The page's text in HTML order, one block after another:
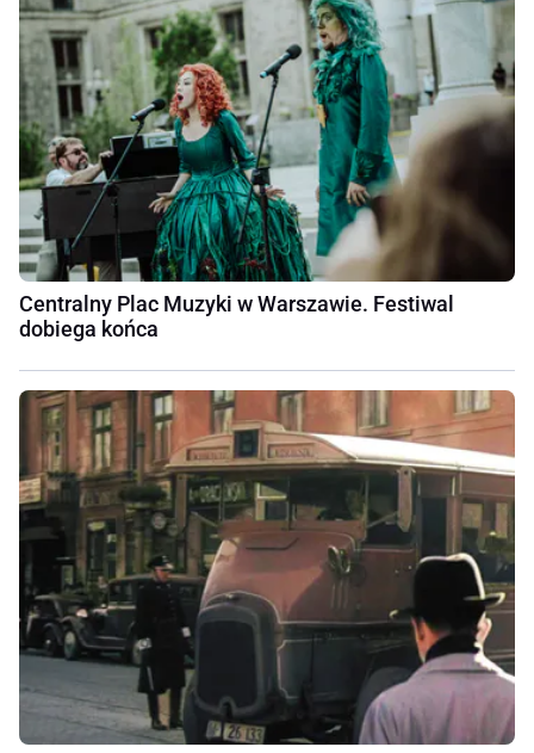
Centralny Plac Muzyki w Warszawie. Festiwal
dobiega końca